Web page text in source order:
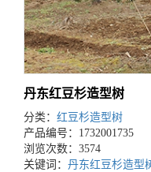
丹东红豆杉造型树
分类： 红豆杉造型树
产品编号：1732001735
浏览次数：3574
关键词： 丹东红豆杉造型